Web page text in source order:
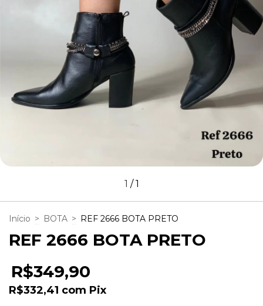
1 /1
Início > BOTA > REF 2666 BOTA PRETO
REF 2666 BOTA PRETO
R$349,90
R$332,41 com Pix